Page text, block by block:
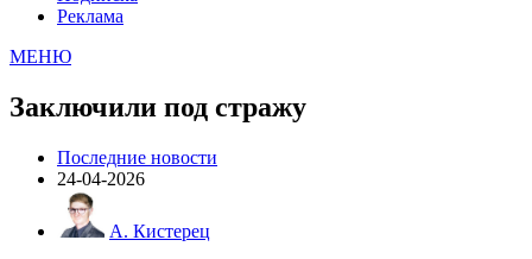
Реклама
МЕНЮ
Заключили под стражу
Последние новости
24-04-2026
А. Кистерец